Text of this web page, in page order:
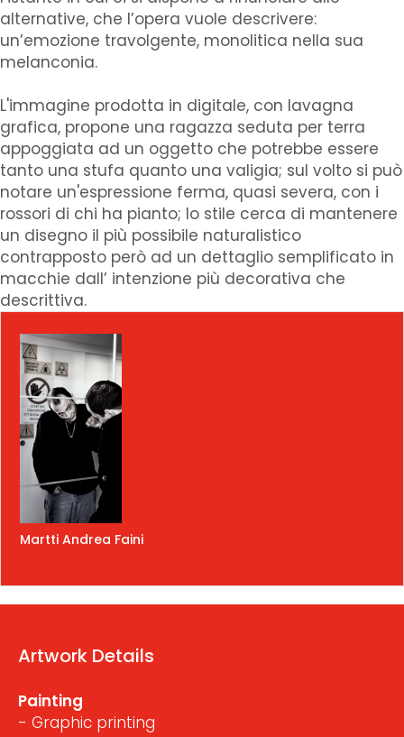
alternative, che l’opera vuole descrivere:
un’emozione travolgente, monolitica nella sua
melanconia.
L'immagine prodotta in digitale, con lavagna
grafica, propone una ragazza seduta per terra
appoggiata ad un oggetto che potrebbe essere
tanto una stufa quanto una valigia; sul volto si può
notare un'espressione ferma, quasi severa, con i
rossori di chi ha pianto; lo stile cerca di mantenere
un disegno il più possibile naturalistico
contrapposto però ad un dettaglio semplificato in
macchie dall’ intenzione più decorativa che
descrittiva.
Martti Andrea Faini
Artwork Details
Painting
- Graphic printing